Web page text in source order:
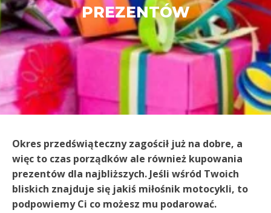
PREZENTÓW
Okres przedświąteczny zagościł już na dobre, a
więc to czas porządków ale również kupowania
prezentów dla najbliższych. Jeśli wśród Twoich
bliskich znajduje się jakiś miłośnik motocykli, to
podpowiemy Ci co możesz mu podarować.